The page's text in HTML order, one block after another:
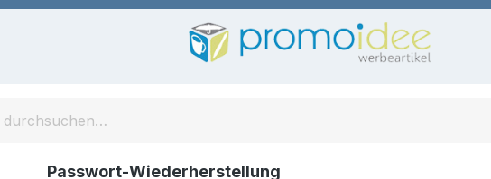
Passwort-Wiederherstellung